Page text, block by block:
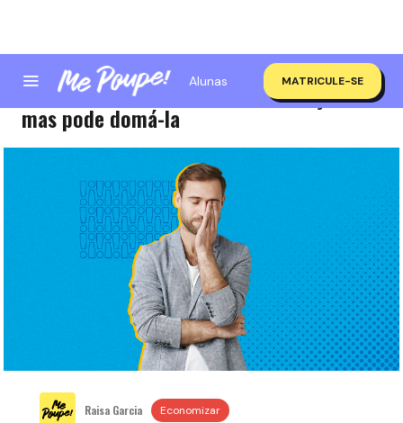
Alunas MATRICULE-SE
Você não vai vencer a procrastinação,
mas pode domá-la
Raisa Garcia Economizar